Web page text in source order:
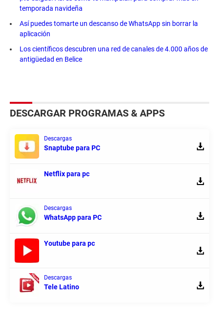
temporada navideña
Así puedes tomarte un descanso de WhatsApp sin borrar la
aplicación
Los científicos descubren una red de canales de 4.000 años de
antigüedad en Belice
DESCARGAR PROGRAMAS & APPS
Descargas
Snaptube para PC
Netflix para pc
Descargas
WhatsApp para PC
Youtube para pc
Descargas
Tele Latino